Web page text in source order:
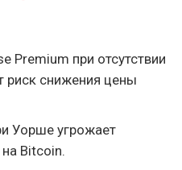
Premium при отсутствии
риск снижения цены
Уорше угрожает
Bitcoin.